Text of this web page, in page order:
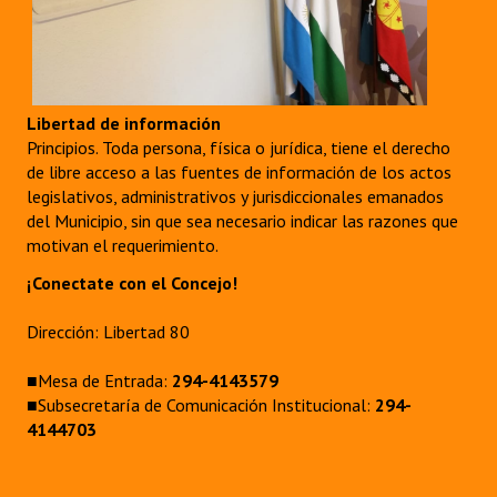
Huéspedes de Honor - Registro
Reconocimientos - Registro
Bariloche, Municipio intercultural
Entrega de distinciones
REFORMA DE LA CARTA ORGÁNICA
Libertad de información
Principios. Toda persona, física o jurídica, tiene el derecho
de libre acceso a las fuentes de información de los actos
legislativos, administrativos y jurisdiccionales emanados
del Municipio, sin que sea necesario indicar las razones que
motivan el requerimiento.
¡Conectate con el Concejo!
Dirección: Libertad 80
■Mesa de Entrada: 294-4143579
■Subsecretaría de Comunicación Institucional: 294-
4144703